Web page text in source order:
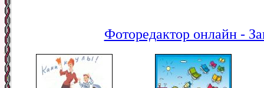
Фоторедактор онлайн -